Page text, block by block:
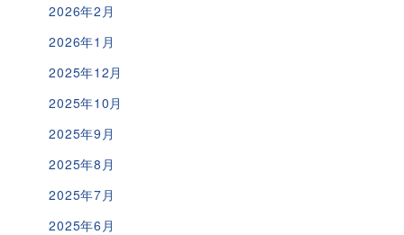
2026年2月
2026年1月
2025年12月
2025年10月
2025年9月
2025年8月
2025年7月
2025年6月